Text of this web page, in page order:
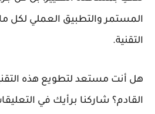
المستمر والتطبيق العملي لكل
التقنية.
هل أنت مستعد لتطويع هذه
القادم؟ شاركنا برأيك في